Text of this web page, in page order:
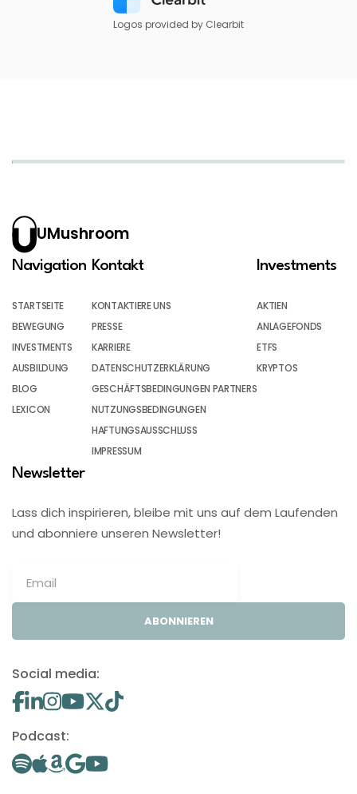
Logos provided by Clearbit
UMushroom
Navigation
STARTSEITE
BEWEGUNG
INVESTMENTS
AUSBILDUNG
BLOG
LEXICON
Kontakt
KONTAKTIERE UNS
PRESSE
KARRIERE
DATENSCHUTZERKLÄRUNG
GESCHÄFTSBEDINGUNGEN PARTNERS
NUTZUNGSBEDINGUNGEN
HAFTUNGSAUSSCHLUSS
IMPRESSUM
Investments
AKTIEN
ANLAGEFONDS
ETFS
KRYPTOS
Newsletter
Lass dich inspirieren, bleibe mit uns auf dem Laufenden
und abonniere unseren Newsletter!
ABONNIEREN
Social media:
Podcast: